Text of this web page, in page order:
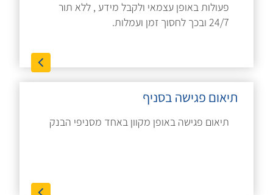
פעולות באופן עצמאי ולקבל מידע , ללא תור
24/7 ובכך לחסוך זמן ועמלות.
תיאום פגישה בסניף
תיאום פגישה באופן מקוון באחד מסניפי הבנק